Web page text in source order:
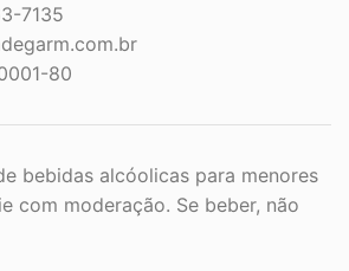
7135
80
bebidas alcóolicas para menores
com moderação. Se beber, não